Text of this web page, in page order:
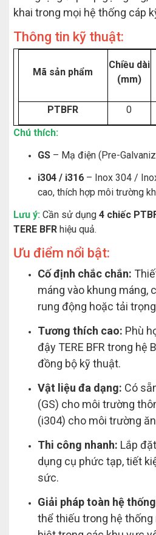
khai trong mọi hệ thống cáp
Thông tin kỹ thuật:
Mã sản phẩm
Chiều dài
(mm)
PTBFR 0
Chú thích:
GS– Mạ điện (Pre-
i304 / i316– Inox 304 /
cao, thích hợp môi trường
Lưu ý:Cần sử dụng 4 chiếc
TERE BFRhiệu quả.
Ưu điểm nổi bật:
Cố định chắc chắn:
máng vào khung máng,
rung động hoặc tải
Tương thích cao: Phù
đậy TERE BFR trong hệ
đồng bộ kỹ thuật.
Vật liệu đa dạng: Có
(GS) cho môi trường
(i304) cho môi trường
Thi công nhanh: Lắp
dụng cụ phức tạp, tiết
sức.
Giải pháp toàn hệ
thể thiếu trong hệ thống